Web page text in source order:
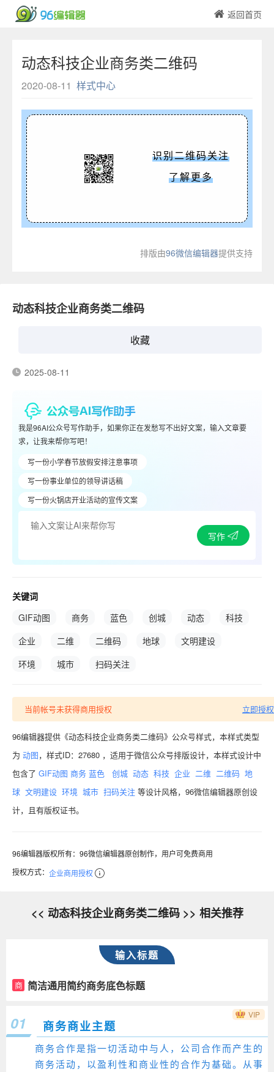
返回首页
动态科技企业商务类二维码
2020-08-11 样式中心
识别二维码关注
了解更多
排版由96微信编辑器提供支持
动态科技企业商务类二维码
收藏
2025-08-11
我是96AI公众号写作助手，如果你正在发愁写不出好文案，输入文章要
求，让我来帮你写吧！
写一份小学春节放假安排注意事项
写一份事业单位的领导讲话稿
写一份火锅店开业活动的宣传文案
写作
关键词
GIF动图
商务 蓝色 创城 动态
科技
企业
二维 二维码 地球
文明建设
环境
城市 扫码关注
当前帐号未获得商用授权 立即授权
96编辑器提供《动态科技企业商务类二维码》公众号样式，本样式类型
为 动图，样式ID：27680 ，适用于微信公众号排版设计，本样式设计中
包含了 GIF动图 商务 蓝色 创城 动态 科技 企业 二维 二维码 地
球 文明建设 环境 城市 扫码关注 等设计风格，96微信编辑器原创设
计，且有版权证书。
96编辑器版权所有：96微信编辑器原创制作，用户可免费商用
授权方式： 企业商用授权
<< 动态科技企业商务类二维码 >> 相关推荐
输入标题
商 简洁通用简约商务底色标题
01 商务商业主题
商务合作是指一切活动中与人，公司合作而产生的
商务活动，以盈利性和商业性的合作为基础。从事
VIP